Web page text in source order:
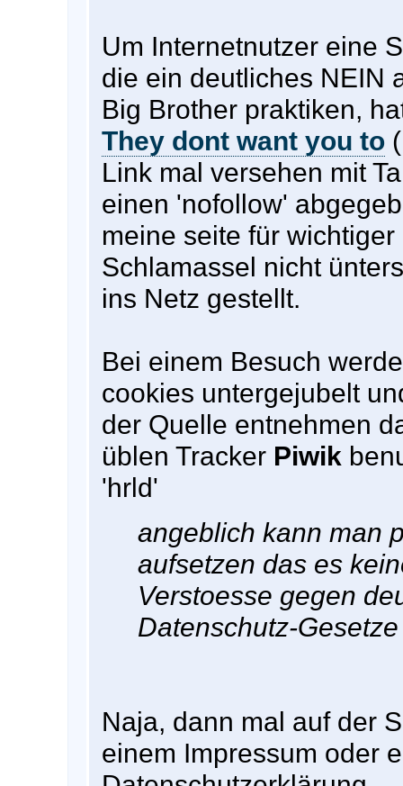
Um Internetnutzer eine
die ein deutliches NEIN
Big Brother praktiken,
They dont want you to
Link mal versehen mit
einen 'nofollow'
meine seite für
Schlamassel nicht
ins Netz gestellt.
Bei einem Besuch
cookies untergejubelt
der Quelle entnehmen
üblen Tracker Piwik
'hrld'
angeblich kann man
aufsetzen das es
Verstoesse gegen
Datenschutz-
Naja, dann mal auf der
einem Impressum oder